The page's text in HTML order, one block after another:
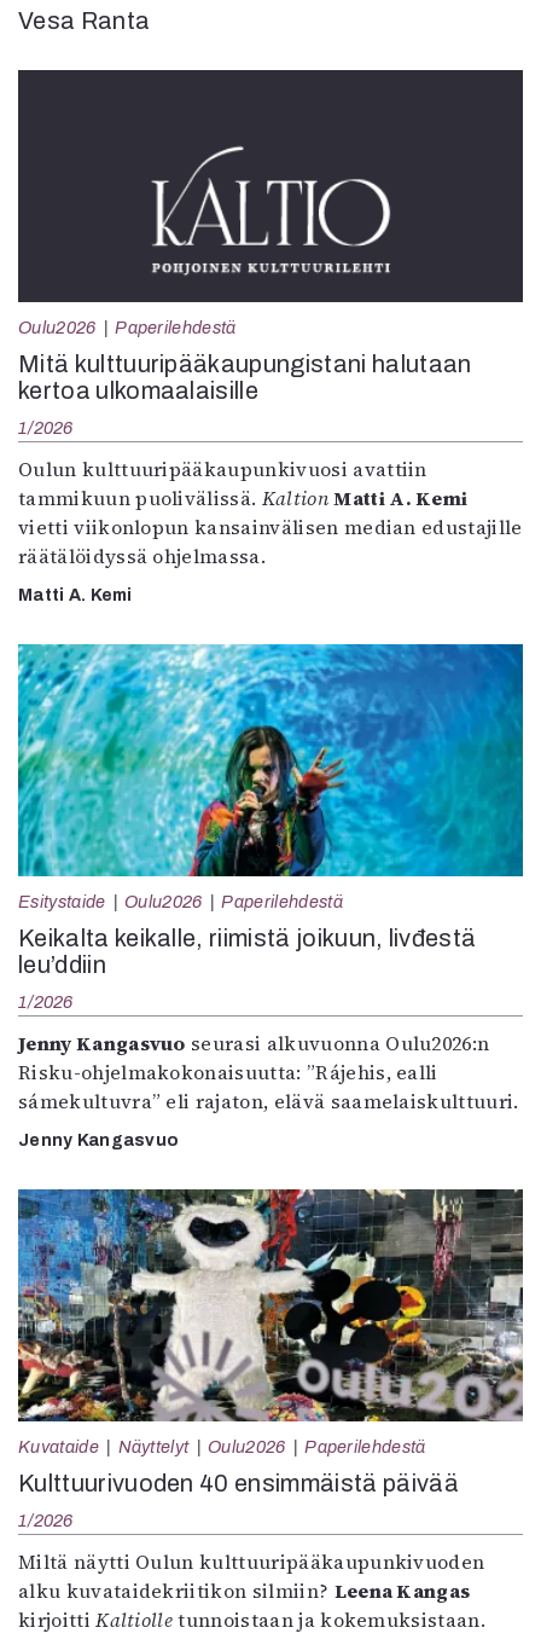
Vesa Ranta
Oulu2026 Paperilehdestä
Mitä kulttuuripääkaupungistani halutaan
kertoa ulkomaalaisille
1/2026
Oulun kulttuuripääkaupunkivuosi avattiin
tammikuun puolivälissä. KaltionMatti A. Kemi
vietti viikonlopun kansainvälisen median edustajille
räätälöidyssä ohjelmassa.
Matti A. Kemi
Esitystaide Oulu2026 Paperilehdestä
Keikalta keikalle, riimistä joikuun, livđestä
leu’ddiin
1/2026
Jenny Kangasvuo seurasi alkuvuonna Oulu2026:n
Risku-ohjelmakokonaisuutta: ”Rájehis, ealli
sámekultuvra” eli rajaton, elävä saamelaiskulttuuri.
Jenny Kangasvuo
Kuvataide Näyttelyt Oulu2026 Paperilehdestä
Kulttuurivuoden 40 ensimmäistä päivää
1/2026
Miltä näytti Oulun kulttuuripääkaupunkivuoden
alku kuvataidekriitikon silmiin? Leena Kangas
kirjoittiKaltiolletunnoistaan ja kokemuksistaan.